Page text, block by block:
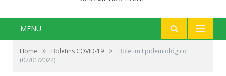
MENU
Home » Boletins COVID-19 »
Boletim Epidemiológico
(07/01/2022)